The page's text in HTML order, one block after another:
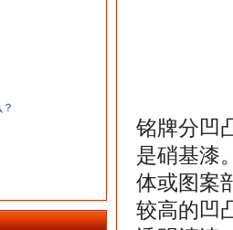
铭牌分凹
是硝基漆
体或图案
较高的凹